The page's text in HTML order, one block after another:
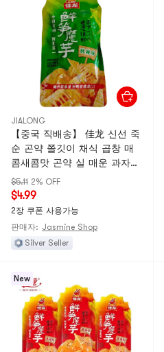
JIALONG
【중국 직배송】 佳龙 신선 죽
순 곤약 쫄깃이 채식 곱창 매
콤새콤맛 곤약 실 매운 과자
인플루언서 간식 입 심심풀이
간식 새콤매콤맛 20g*5개
$5.11 2% OFF
$4.99
2장 쿠폰 사용가능
판매자: Jasmine Shop
Silver Seller
New